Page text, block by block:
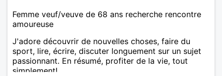
Femme veuf/veuve de 68 ans recherche rencontre
amoureuse
J'adore découvrir de nouvelles choses, faire du
sport, lire, écrire, discuter longuement sur un sujet
passionnant. En résumé, profiter de la vie, tout
simplement!